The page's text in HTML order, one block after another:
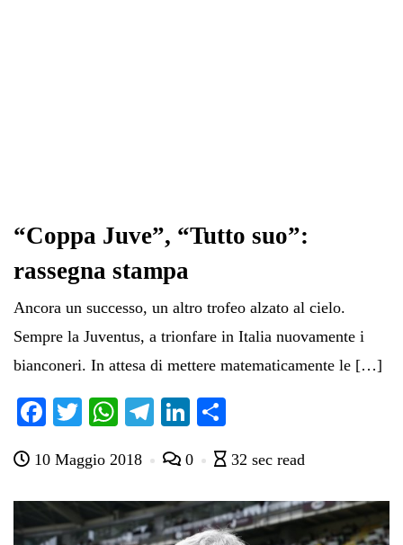
“Coppa Juve”, “Tutto suo”:
rassegna stampa
Ancora un successo, un altro trofeo alzato al cielo.
Sempre la Juventus, a trionfare in Italia nuovamente i
bianconeri. In attesa di mettere matematicamente le […]
Fa
bo
ok
T
tte
r
W
ts
A
pp
Te
gr
a
m
Li
ed
In
di
vi
di
10 Maggio 2018 0 32 sec read